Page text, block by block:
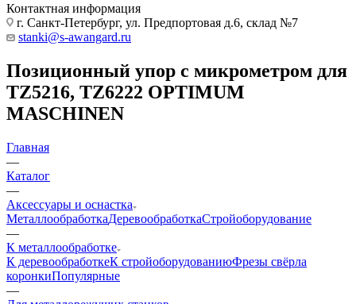
Контактная информация
г. Санкт-Петербург, ул. Предпортовая д.6, склад №7
stanki@s-awangard.ru
Позиционный упор с микрометром для
TZ5216, TZ6222 OPTIMUM
MASCHINEN
Главная
—
Каталог
—
Аксeccyapы и оснастка
МеталлообработкаДеревообработкаСтройоборудование
—
К металлообработке
К деревообработкеК стройоборудованиюФрезы свёрла
коронкиПопулярные
—